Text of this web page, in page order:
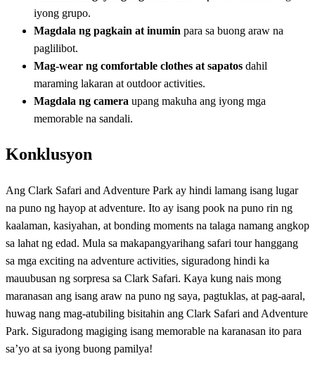
iyong grupo.
Magdala ng pagkain at inumin para sa buong araw na
paglilibot.
Mag-wear ng comfortable clothes at sapatos dahil
maraming lakaran at outdoor activities.
Magdala ng camera upang makuha ang iyong mga
memorable na sandali.
Konklusyon
Ang Clark Safari and Adventure Park ay hindi lamang isang lugar
na puno ng hayop at adventure. Ito ay isang pook na puno rin ng
kaalaman, kasiyahan, at bonding moments na talaga namang angkop
sa lahat ng edad. Mula sa makapangyarihang safari tour hanggang
sa mga exciting na adventure activities, siguradong hindi ka
mauubusan ng sorpresa sa Clark Safari. Kaya kung nais mong
maranasan ang isang araw na puno ng saya, pagtuklas, at pag-aaral,
huwag nang mag-atubiling bisitahin ang Clark Safari and Adventure
Park. Siguradong magiging isang memorable na karanasan ito para
sa’yo at sa iyong buong pamilya!